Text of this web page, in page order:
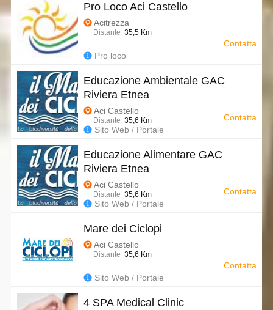
Pro Loco Aci Castello
Acitrezza
Distante 35,5 Km
Pro loco
Contatta
Educazione Ambientale GAC
Riviera Etnea
Aci Castello
Distante 35,6 Km
Sito Web / Portale
Contatta
Educazione Alimentare GAC
Riviera Etnea
Aci Castello
Distante 35,6 Km
Sito Web / Portale
Contatta
Mare dei Ciclopi
Aci Castello
Distante 35,6 Km
Sito Web / Portale
Contatta
4 SPA Medical Clinic